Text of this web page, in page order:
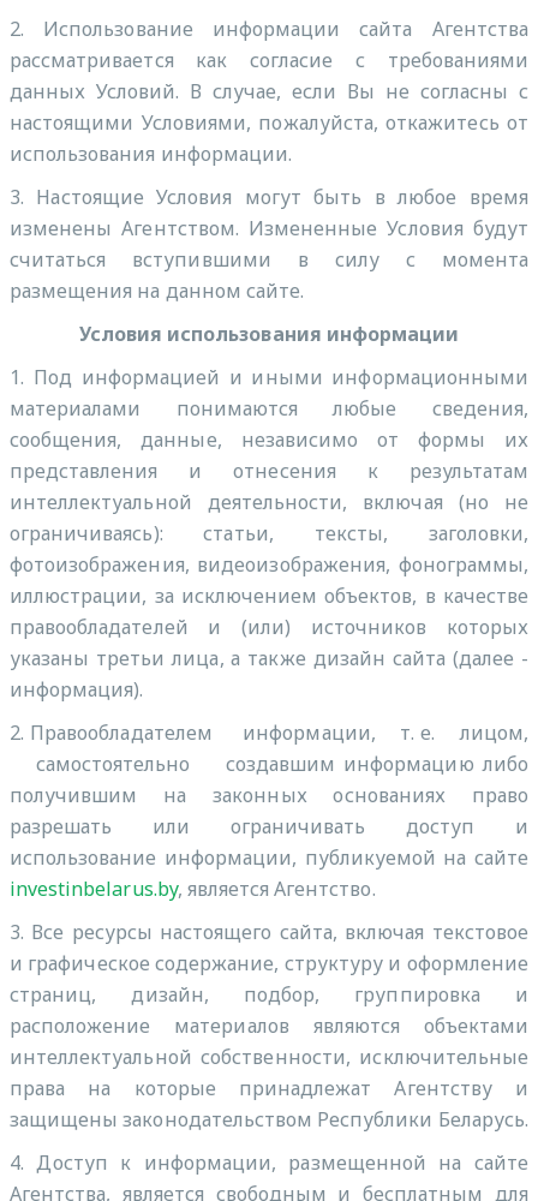
2. Использование информации сайта Агентства
рассматривается как согласие с требованиями
данных Условий. В случае, если Вы не согласны с
настоящими Условиями, пожалуйста, откажитесь от
использования информации.
3. Настоящие Условия могут быть в любое время
изменены Агентством. Измененные Условия будут
считаться вступившими в силу с момента
размещения на данном сайте.
Условия использования информации
1. Под информацией и иными информационными
материалами понимаются любые сведения,
сообщения, данные, независимо от формы их
представления и отнесения к результатам
интеллектуальной деятельности, включая (но не
ограничиваясь): статьи, тексты, заголовки,
фотоизображения, видеоизображения, фонограммы,
иллюстрации, за исключением объектов, в качестве
правообладателей и (или) источников которых
указаны третьи лица, а также дизайн сайта (далее -
информация).
2. Правообладателем информации, т. е. лицом,
самостоятельно создавшим информацию либо
получившим на законных основаниях право
разрешать или ограничивать доступ и
использование информации, публикуемой на сайте
investinbelarus.by, является Агентство.
3. Все ресурсы настоящего сайта, включая текстовое
и графическое содержание, структуру и оформление
страниц, дизайн, подбор, группировка и
расположение материалов являются объектами
интеллектуальной собственности, исключительные
права на которые принадлежат Агентству и
защищены законодательством Республики Беларусь.
4. Доступ к информации, размещенной на сайте
Агентства, является свободным и бесплатным для